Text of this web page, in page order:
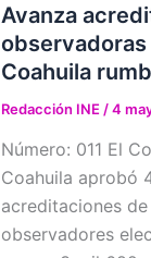
Avanza
Coahuila
Redacción INE /4
Número: 011 El
Coahuila aprobó
acreditaciones
observadores